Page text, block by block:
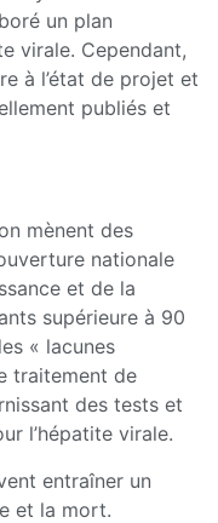
un plan
virale. Cependant,
à l’état de projet et
publiés et
mènent des
nationale
et de la
supérieure à 90
« lacunes
traitement de
des tests et
l’hépatite virale.
entraîner un
et la mort.